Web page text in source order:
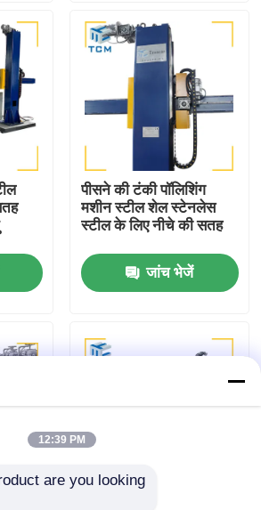
करें
पीसने की टंकी पॉलिशिंग
मशीन स्टील शेल स्टेनलेस
स्टील के लिए नीचे की सतह
जांच भेजें
12:39 PM
are you looking